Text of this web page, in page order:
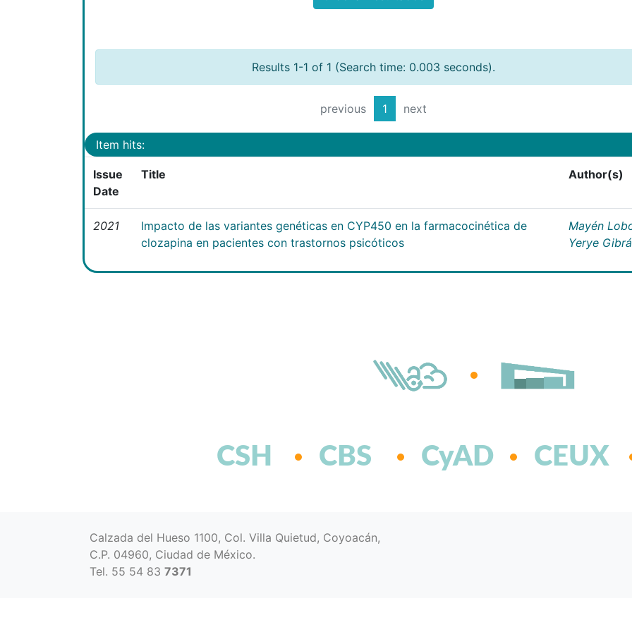
Results 1-1 of 1 (Search time: 0.003 seconds).
previous 1 next
Item hits:
Issue
Date
Title Author(s)
2021
Impacto de las variantes genéticas en CYP450 en la farmacocinética de
clozapina en pacientes con trastornos psicóticos
Mayén
Yerye
CSH CBS CyAD CEUX
Calzada del Hueso 1100, Col. Villa Quietud, Coyoacán,
C.P. 04960, Ciudad de México.
Tel. 55 54 83 7371